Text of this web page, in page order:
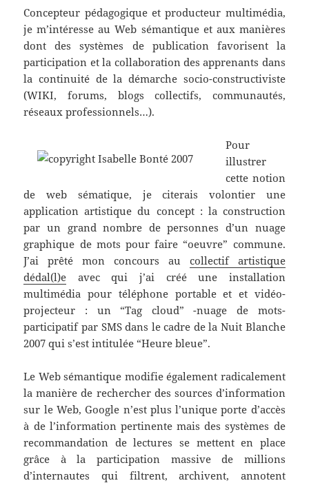
Concepteur pédagogique et producteur multimédia,
je m’intéresse au Web sémantique et aux manières
dont des systèmes de publication favorisent la
participation et la collaboration des apprenants dans
la continuité de la démarche socio-constructiviste
(WIKI, forums, blogs collectifs, communautés,
réseaux professionnels…).
Pour
illustrer
cette notion
de web sématique, je citerais volontier une
application artistique du concept : la construction
par un grand nombre de personnes d’un nuage
graphique de mots pour faire “oeuvre” commune.
J’ai prêté mon concours au collectif artistique
dédal(l)e avec qui j’ai créé une installation
multimédia pour téléphone portable et et vidéo-
projecteur : un “Tag cloud” -nuage de mots-
participatif par SMS dans le cadre de la Nuit Blanche
2007 qui s’est intitulée “Heure bleue”.
Le Web sémantique modifie également radicalement
la manière de rechercher des sources d’information
sur le Web, Google n’est plus l’unique porte d’accès
à de l’information pertinente mais des systèmes de
recommandation de lectures se mettent en place
grâce à la participation massive de millions
d’internautes qui filtrent, archivent, annotent